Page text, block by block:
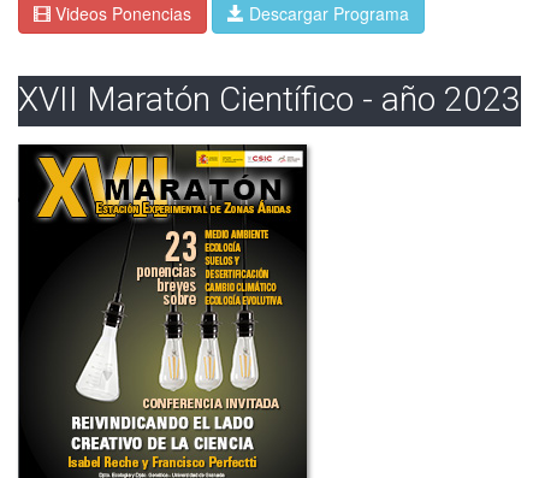
Videos Ponencias Descargar Programa
XVII Maratón Científico - año 2023